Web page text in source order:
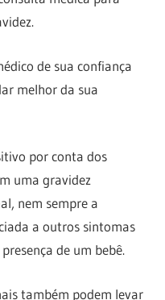
de sua confiança
melhor da sua
por conta dos
uma gravidez
nem sempre a
a outros sintomas
de um bebê.
também podem levar